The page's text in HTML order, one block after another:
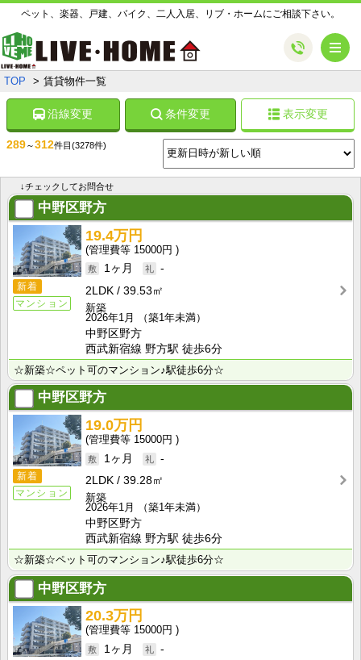
ペット、楽器、戸建、バイク、二人入居、リブ・ホームにご相談下さい。
TOP 賃貸物件一覧
沿線変更 条件変更 表示変更
289～312件目(3278件)
↓チェックしてお問合せ
中野区野方
新着
マンション
19.4万円
15000円
1ヶ月
-
2LDK
39.53㎡
新築
2026年1月
（築1年未満）
中野区野方
西武新宿線 野方駅 徒歩6分
☆新築☆ペット可のマンション♪駅徒歩6分☆
中野区野方
新着
マンション
19.0万円
15000円
1ヶ月
-
2LDK
39.28㎡
新築
2026年1月
（築1年未満）
中野区野方
西武新宿線 野方駅 徒歩6分
☆新築☆ペット可のマンション♪駅徒歩6分☆
中野区野方
20.3万円
15000円
1ヶ月
-